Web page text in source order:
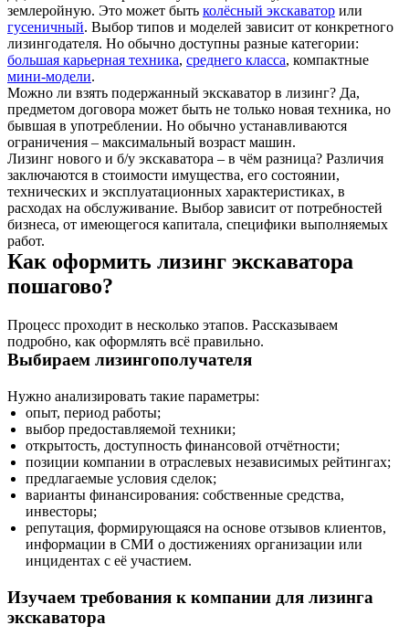
землеройную. Это может быть колёсный экскаватор или
гусеничный. Выбор типов и моделей зависит от конкретного
лизингодателя. Но обычно доступны разные категории:
большая карьерная техника, среднего класса, компактные
мини-модели.
Можно ли взять подержанный экскаватор в лизинг? Да,
предметом договора может быть не только новая техника, но
бывшая в употреблении. Но обычно устанавливаются
ограничения – максимальный возраст машин.
Лизинг нового и б/у экскаватора – в чём разница? Различия
заключаются в стоимости имущества, его состоянии,
технических и эксплуатационных характеристиках, в
расходах на обслуживание. Выбор зависит от потребностей
бизнеса, от имеющегося капитала, специфики выполняемых
работ.
Как оформить лизинг экскаватора
пошагово?
Процесс проходит в несколько этапов. Рассказываем
подробно, как оформлять всё правильно.
Выбираем лизингополучателя
Нужно анализировать такие параметры:
опыт, период работы;
выбор предоставляемой техники;
открытость, доступность финансовой отчётности;
позиции компании в отраслевых независимых рейтингах;
предлагаемые условия сделок;
варианты финансирования: собственные средства,
инвесторы;
репутация, формирующаяся на основе отзывов клиентов,
информации в СМИ о достижениях организации или
инцидентах с её участием.
Изучаем требования к компании для лизинга
экскаватора